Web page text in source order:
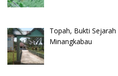
Topah, Bukti
Minangkabau